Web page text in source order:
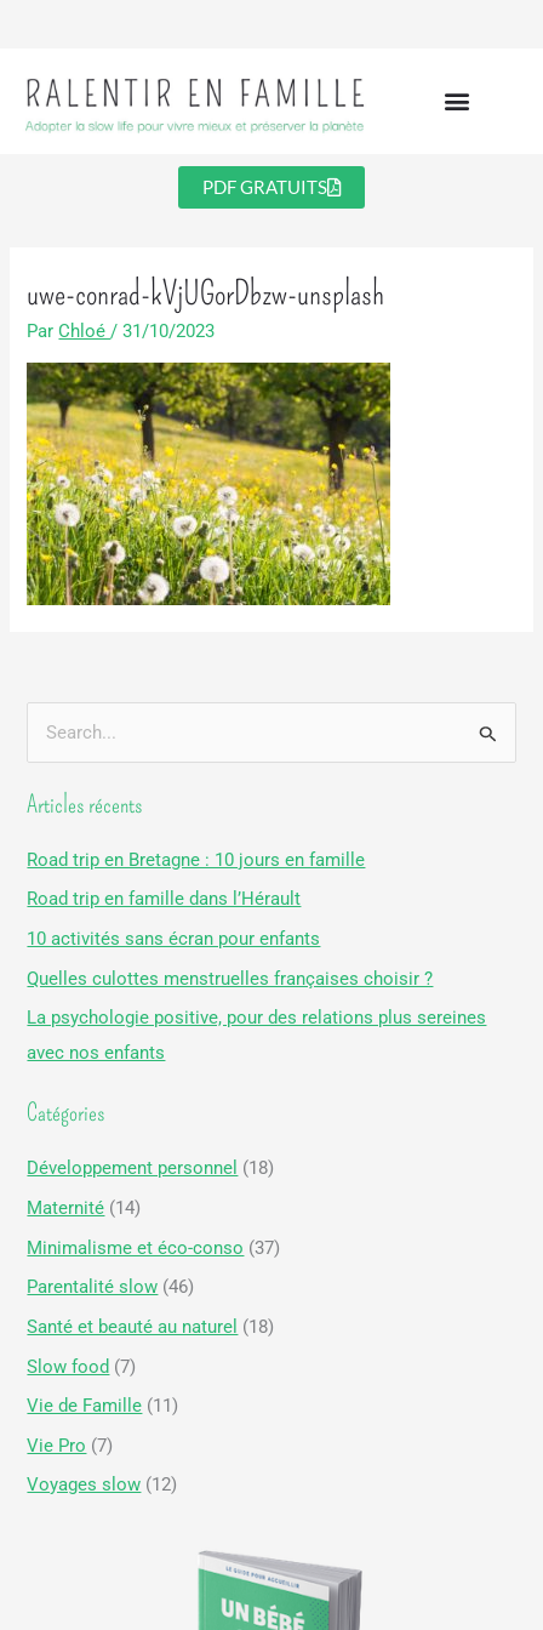
PDF GRATUITS
uwe-conrad-kVjUGorDbzw-unsplash
ParChloé/31/10/2023
c
r
c
h
e
r
:
Articles récents
Road trip en Bretagne : 10 jours en famille
Road trip en famille dans l’Hérault
10 activités sans écran pour enfants
Quelles culottes menstruelles françaises choisir ?
La psychologie positive, pour des relations plus sereines
avec nos enfants
Catégories
Développement personnel (18)
Maternité (14)
Minimalisme et éco-conso (37)
Parentalité slow (46)
Santé et beauté au naturel (18)
Slow food (7)
Vie de Famille (11)
Vie Pro (7)
Voyages slow (12)